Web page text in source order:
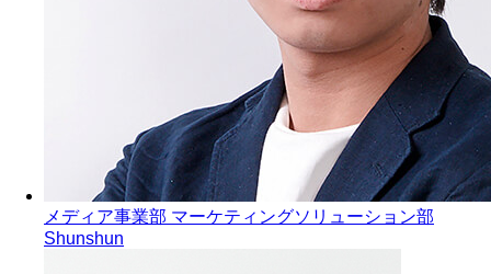
メディア事業部 マーケティングソリューション部
Shunshun